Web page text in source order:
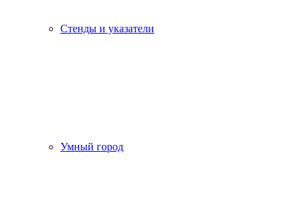
Стенды и указатели
Умный город